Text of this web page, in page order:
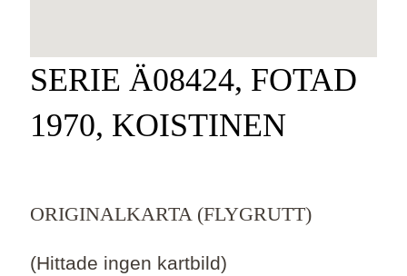
SERIE Ä08424, FOTAD
1970, KOISTINEN
ORIGINALKARTA (FLYGRUTT)
(Hittade ingen kartbild)